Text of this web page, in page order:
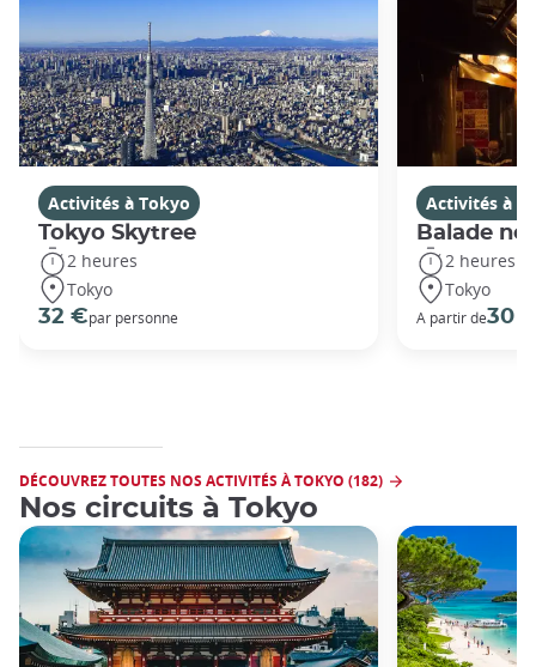
Activités à Tokyo
Tokyo Skytree
2 heures
Tokyo
32 €par personne
Activités à
Balade
2 heures
Tokyo
A partir de30
DÉCOUVREZ TOUTES NOS ACTIVITÉS À TOKYO (182)
Nos circuits à Tokyo